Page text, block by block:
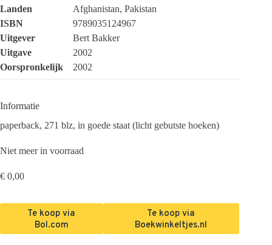
Landen
Afghanistan, Pakistan
ISBN
9789035124967
Uitgever
Bert Bakker
Uitgave
2002
Oorspronkelijk
2002
Informatie
paperback, 271 blz, in goede staat (licht gebutste hoeken)
Niet meer in voorraad
€ 0,00
Te koop via
Bol.com
Te koop via
Boekwinkeltjes.nl